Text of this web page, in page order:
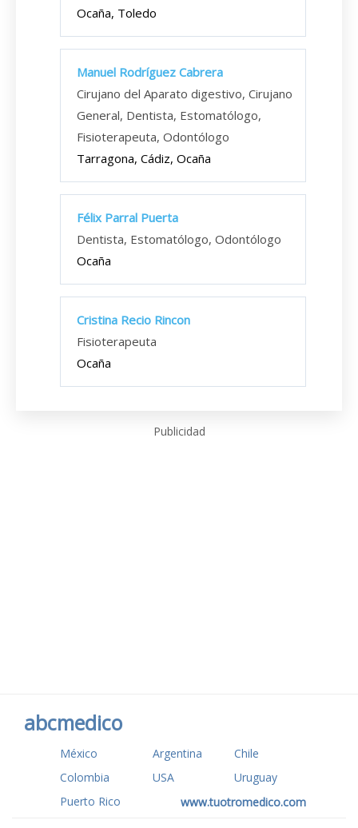
Ocaña, Toledo
Manuel Rodríguez Cabrera
Cirujano del Aparato digestivo, Cirujano
General, Dentista, Estomatólogo,
Fisioterapeuta, Odontólogo
Tarragona, Cádiz, Ocaña
Félix Parral Puerta
Dentista, Estomatólogo, Odontólogo
Ocaña
Cristina Recio Rincon
Fisioterapeuta
Ocaña
Publicidad
abcmedico
México Argentina
Chile
Colombia
USA
Uruguay
Puerto Rico
www.tuotromedico.com